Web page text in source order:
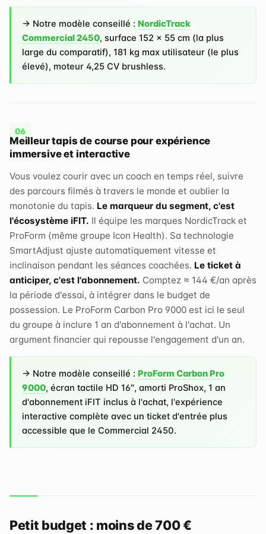
→ Notre modèle conseillé :NordicTrack
Commercial 2450, surface 152 × 55 cm (la plus
large du comparatif), 181 kg max utilisateur (le plus
élevé), moteur 4,25 CV brushless.
Meilleur tapis de course pour expérience
immersive et interactive
Vous voulez courir avec un coach en temps réel, suivre
des parcours filmés à travers le monde et oublier la
monotonie du tapis. Le marqueur du segment, c'est
l'écosystème iFIT. Il équipe les marques NordicTrack et
ProForm (même groupe Icon Health). Sa technologie
SmartAdjust ajuste automatiquement vitesse et
inclinaison pendant les séances coachées. Le ticket à
anticiper, c'est l'abonnement. Comptez ≈ 144 €/an après
la période d'essai, à intégrer dans le budget de
possession. Le ProForm Carbon Pro 9000 est ici le seul
du groupe à inclure 1 an d'abonnement à l'achat. Un
argument financier qui repousse l'engagement d'un an.
→ Notre modèle conseillé :ProForm Carbon Pro
9000, écran tactile HD 16″, amorti ProShox, 1 an
d'abonnement iFIT inclus à l'achat, l'expérience
interactive complète avec un ticket d'entrée plus
accessible que le Commercial 2450.
Petit budget : moins de 700 €